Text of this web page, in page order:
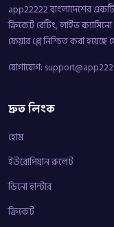
app22222 বাংলাদেশের
ক্রিকেট বেটিং, লাইভ
ফেয়ার প্লে নিশ্চিত করা
যোগাযোগ:
দ্রুত লিংক
হোম
ইউরোপিয়ান রুলেট
ডিনো হান্টার
ক্রিকেট